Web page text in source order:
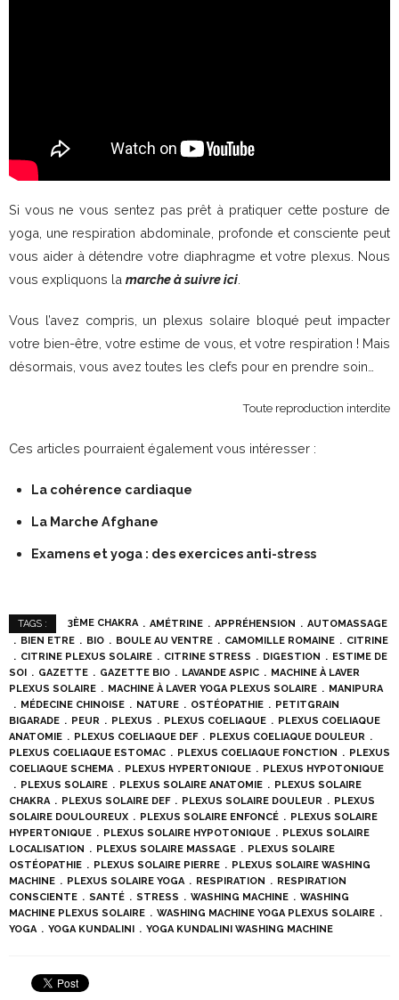
Si vous ne vous sentez pas prêt à pratiquer cette posture de
yoga, une respiration abdominale, profonde et consciente peut
vous aider à détendre votre diaphragme et votre plexus. Nous
vous expliquons la marche à suivre ici.
Vous l’avez compris, un plexus solaire bloqué peut impacter
votre bien-être, votre estime de vous, et votre respiration ! Mais
désormais, vous avez toutes les clefs pour en prendre soin…
Toute reproduction interdite
Ces articles pourraient également vous intéresser :
La cohérence cardiaque
La Marche Afghane
Examens et yoga : des exercices anti-stress
TAGS : 3ÈME CHAKRA AMÉTRINE APPRÉHENSION
AUTOMASSAGE
BIEN ETRE
BIO BOULE AU VENTRE CAMOMILLE ROMAINE
CITRINE
CITRINE PLEXUS SOLAIRE
CITRINE STRESS DIGESTION
ESTIME DE
SOI
GAZETTE GAZETTE BIO LAVANDE ASPIC
MACHINE À LAVER
PLEXUS SOLAIRE
MACHINE À LAVER YOGA PLEXUS SOLAIRE
MANIPURA
MÉDECINE CHINOISE
NATURE OSTÉOPATHIE
PETITGRAIN
BIGARADE
PEUR PLEXUS PLEXUS COELIAQUE
PLEXUS COELIAQUE
ANATOMIE
PLEXUS COELIAQUE DEF
PLEXUS COELIAQUE DOULEUR
PLEXUS COELIAQUE ESTOMAC
PLEXUS COELIAQUE FONCTION
PLEXUS
COELIAQUE SCHEMA
PLEXUS HYPERTONIQUE
PLEXUS HYPOTONIQUE
PLEXUS SOLAIRE
PLEXUS SOLAIRE ANATOMIE
PLEXUS SOLAIRE
CHAKRA
PLEXUS SOLAIRE DEF PLEXUS SOLAIRE DOULEUR
PLEXUS
SOLAIRE DOULOUREUX
PLEXUS SOLAIRE ENFONCÉ
PLEXUS SOLAIRE
HYPERTONIQUE
PLEXUS SOLAIRE HYPOTONIQUE
PLEXUS SOLAIRE
LOCALISATION
PLEXUS SOLAIRE MASSAGE
PLEXUS SOLAIRE
OSTÉOPATHIE
PLEXUS SOLAIRE PIERRE
PLEXUS SOLAIRE WASHING
MACHINE
PLEXUS SOLAIRE YOGA RESPIRATION
RESPIRATION
CONSCIENTE
SANTÉ STRESS WASHING MACHINE
WASHING
MACHINE PLEXUS SOLAIRE
WASHING MACHINE YOGA PLEXUS SOLAIRE
YOGA
YOGA KUNDALINI YOGA KUNDALINI WASHING MACHINE